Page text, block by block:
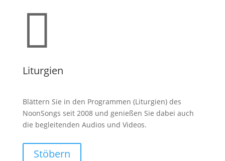

Liturgien
Blättern Sie in den Programmen (Liturgien) des
NoonSongs seit 2008 und genießen Sie dabei auch
die begleitenden Audios und Videos.
Stöbern